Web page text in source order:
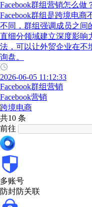
Facebook群组营销怎么
Facebook群组是跨境电
不同，群组强调成员之间
直细分领域建立深度影响
法，可以让外贸企业在不
询盘。
2026-06-05 11:12:33
Facebook群组营销
Facebook营销
跨境电商
共10 条
前往
多账号
防封防关联